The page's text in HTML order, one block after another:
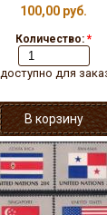
100,00 руб.
Количество: *
для